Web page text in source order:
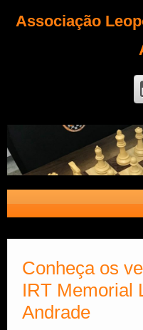
Associação
Fique Sócio
Quem Somos?
Calendário
Conheça os
IRT Memorial
Andrade